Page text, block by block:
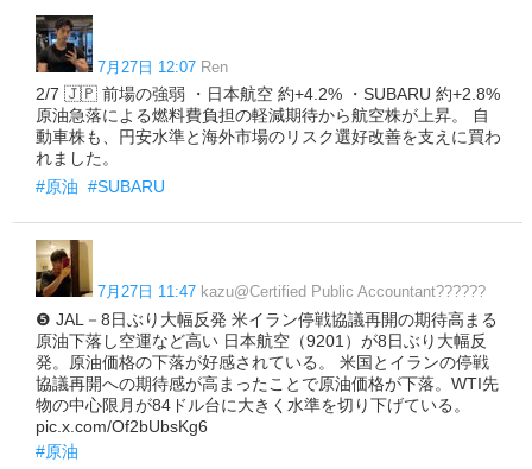
7月27日 12:07 Ren
2/7 🇯🇵 前場の強弱 ・日本航空 約+4.2% ・SUBARU 約+2.8%
原油急落による燃料費負担の軽減期待から航空株が上昇。 自
動車株も、円安水準と海外市場のリスク選好改善を支えに買わ
れました。
#原油 #SUBARU
7月27日 11:47 kazu@Certified Public Accountant??????
❺ JAL－8日ぶり大幅反発 米イラン停戦協議再開の期待高まる
原油下落し空運など高い 日本航空（9201）が8日ぶり大幅反
発。原油価格の下落が好感されている。 米国とイランの停戦
協議再開への期待感が高まったことで原油価格が下落。WTI先
物の中心限月が84ドル台に大きく水準を切り下げている。
pic.x.com/Of2bUbsKg6
#原油